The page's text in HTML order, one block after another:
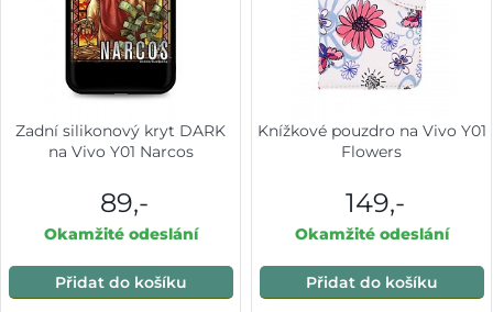
Zadní silikonový kryt DARK
na Vivo Y01 Narcos
89,-
Okamžité odeslání
Přidat do košíku
Knížkové pouzdro na Vivo Y01
Flowers
149,-
Okamžité odeslání
Přidat do košíku